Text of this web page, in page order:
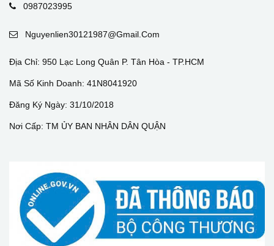
0987023995
Nguyenlien30121987@gmail.com
Địa Chỉ: 950 Lạc Long Quân P. Tân Hòa - TP.HCM
Mã Số Kinh Doanh: 41N8041920
Đăng Ký Ngày: 31/10/2018
Nơi Cấp: TM ỦY BAN NHÂN DÂN QUẬN